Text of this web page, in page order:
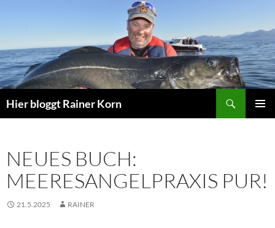
Hier bloggt Rainer Korn
NEUES BUCH:
MEERESANGELPRAXIS PUR!
21.5.2025 RAINER